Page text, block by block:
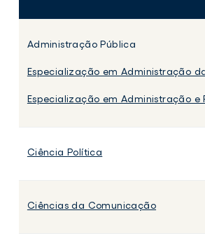
Administração Pública
Especialização em Administração
Especialização em Administração e
Ciência Política
Ciências da Comunicação